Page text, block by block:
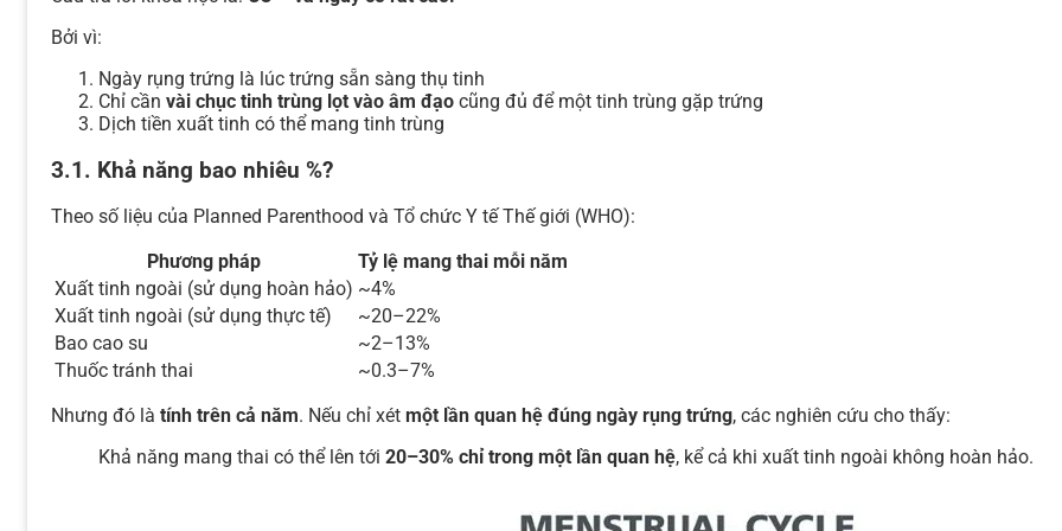
Bởi vì:
Ngày rụng trứng là lúc trứng sẵn sàng thụ tinh
Chỉ cần vài chục tinh trùng lọt vào âm đạo cũng đủ để một tinh trùng gặp trứng
Dịch tiền xuất tinh có thể mang tinh trùng
3.1. Khả năng bao nhiêu %?
Theo số liệu của Planned Parenthood và Tổ chức Y tế Thế giới (WHO):
Phương pháp
Tỷ lệ mang thai mỗi năm
Xuất tinh ngoài (sử dụng hoàn hảo) ~4%
Xuất tinh ngoài (sử dụng thực tế)
~20–22%
Bao cao su
~2–13%
Thuốc tránh thai
~0.3–7%
Nhưng đó là tính trên cả năm. Nếu chỉ xét một lần quan hệ đúng ngày rụng trứng, các nghiên cứu cho thấy:
Khả năng mang thai có thể lên tới 20–30% chỉ trong một lần quan hệ, kể cả khi xuất tinh ngoài không hoàn hảo.